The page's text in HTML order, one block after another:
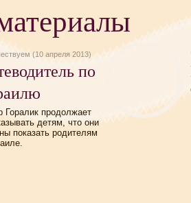
(10 апреля 2013)
по
Горалик продолжает
детям, что они
показать родителям